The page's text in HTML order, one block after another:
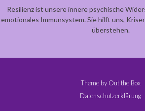
Resilienz ist unsere innere psychische
emotionales Immunsystem. Sie hilft uns,
überstehen.
Theme by Out the Box
Datenschutzerklärung